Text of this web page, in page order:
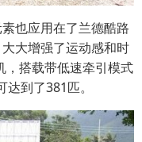
也应用在了兰德酷路
大增强了运动感和时
，搭载带低速牵引模式
到了381匹。